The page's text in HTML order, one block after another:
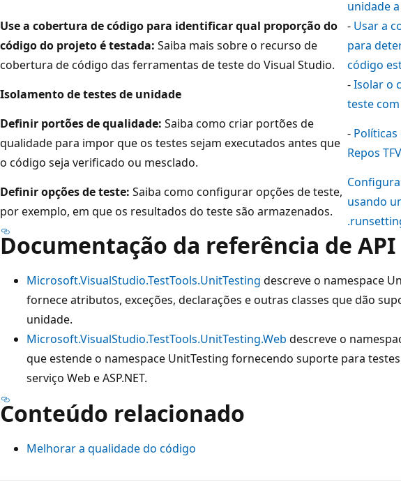
unidade
Use a cobertura de código para identificar qual proporção do
código do projeto é testada: Saiba mais sobre o recurso de
cobertura de código das ferramentas de teste do Visual Studio.
- Usar a
para
código
Isolamento de testes de unidade
-Isolar o
teste
Definir portões de qualidade: Saiba como criar portões de
qualidade para impor que os testes sejam executados antes que
o código seja verificado ou mesclado.
- Políticas
Repos
Definir opções de teste: Saiba como configurar opções de teste,
por exemplo, em que os resultados do teste são armazenados.
usando
Documentação da referência de API
Microsoft.VisualStudio.TestTools.UnitTesting descreve o namespace
fornece atributos, exceções, declarações e outras classes que dão
unidade.
Microsoft.VisualStudio.TestTools.UnitTesting.Web descreve o
que estende o namespace UnitTesting fornecendo suporte para
serviço Web e ASP.NET.
Conteúdo relacionado
Melhorar a qualidade do código
Modo